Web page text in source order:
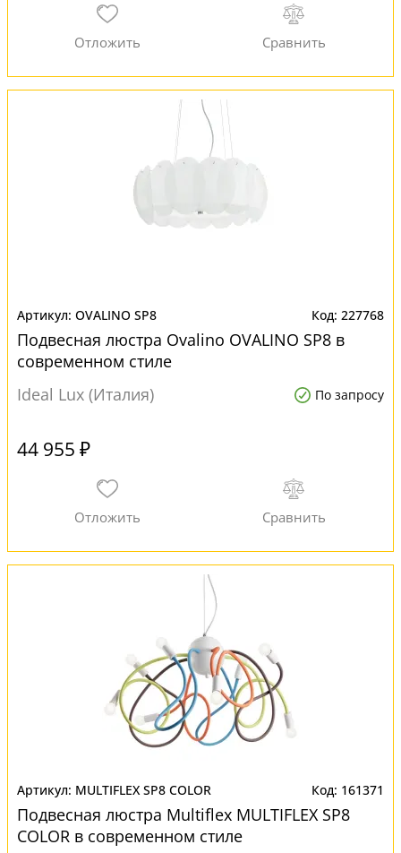
OVALINO SP8 227768
Подвесная люстра Ovalino OVALINO SP8 в
современном стиле
Ideal Lux (Италия)
По запросу
44 955 ₽
MULTIFLEX SP8 COLOR 161371
Подвесная люстра Multiflex MULTIFLEX SP8
COLOR в современном стиле